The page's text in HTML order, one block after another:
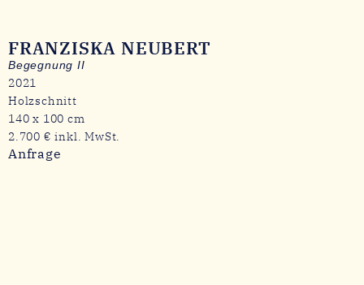
FRANZISKA NEUBERT
Begegnung II
2021
Holzschnitt
140 x 100 cm
2.700 € inkl. MwSt.
Anfrage